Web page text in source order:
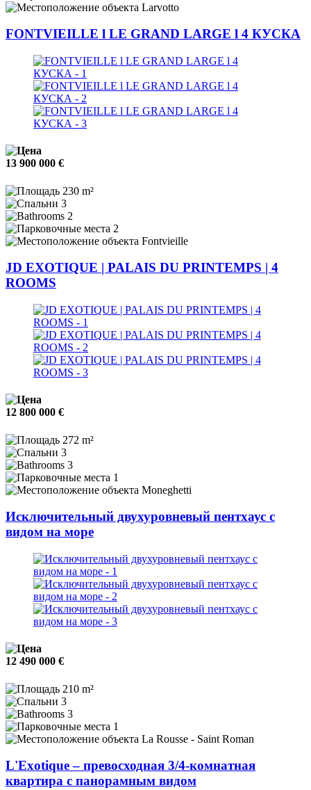
Larvotto
FONTVIEILLE l LE GRAND LARGE l 4 КУСКА
13 900 000 €
230 m²
3
2
2
Fontvieille
JD EXOTIQUE | PALAIS DU PRINTEMPS | 4
ROOMS
12 800 000 €
272 m²
3
3
1
Moneghetti
Исключительный двухуровневый пентхаус с
видом на море
12 490 000 €
210 m²
3
3
1
La Rousse - Saint Roman
L'Exotique – превосходная 3/4-комнатная
квартира с панорамным видом